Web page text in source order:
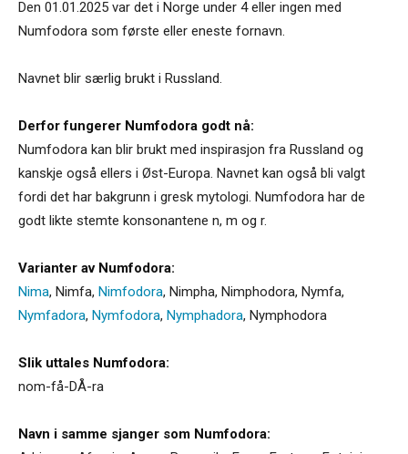
Den 01.01.2025 var det i Norge under 4 eller ingen med
Numfodora som første eller eneste fornavn.
Navnet blir særlig brukt i Russland.
Derfor fungerer Numfodora godt nå:
Numfodora kan blir brukt med inspirasjon fra Russland og
kanskje også ellers i Øst-Europa. Navnet kan også bli valgt
fordi det har bakgrunn i gresk mytologi. Numfodora har de
godt likte stemte konsonantene n, m og r.
Varianter av Numfodora:
Nima, Nimfa, Nimfodora, Nimpha, Nimphodora, Nymfa,
Nymfadora, Nymfodora, Nymphadora, Nymphodora
Slik uttales Numfodora:
nom-få-DÅ-ra
Navn i samme sjanger som Numfodora: